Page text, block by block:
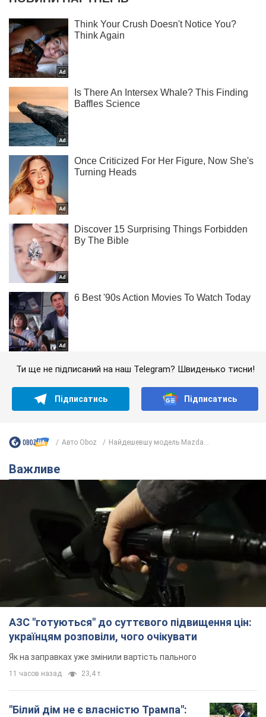
Ти ще не підписаний на наш Telegram? Швиденько тисни!
Підписатись Підписатись
Авто Oboz Найдешевшу модель Mazda...
Важливе
АЗС "готуються" до суттєвого підвищення цін:
українцям розповіли, чого очікувати
Як на заправках уже змінили вартість пального
11 часов назад 23,4 т.
"Білий дім не є власністю Трампа":